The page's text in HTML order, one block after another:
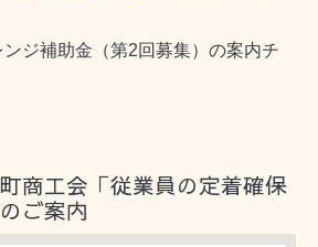
補助金（第2回募集）の案内チ
商工会「従業員の定着確保
ご案内